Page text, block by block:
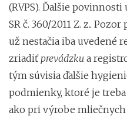
(RVPS). Ďalšie
SR č. 360/2011 Z. z..
už nestačia iba uvedené
zriadiť prevádzku a
tým súvisia ďalšie
podmienky, ktoré je
ako pri výrobe